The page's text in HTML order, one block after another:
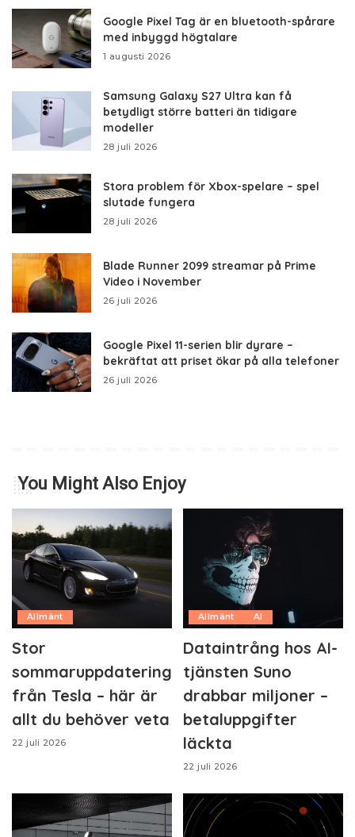
Google Pixel Tag är en bluetooth-spårare
med inbyggd högtalare
1 augusti 2026
Samsung Galaxy S27 Ultra kan få
betydligt större batteri än tidigare
modeller
28 juli 2026
Stora problem för Xbox-spelare – spel
slutade fungera
28 juli 2026
Blade Runner 2099 streamar på Prime
Video i November
26 juli 2026
Google Pixel 11-serien blir dyrare –
bekräftat att priset ökar på alla telefoner
26 juli 2026
You Might Also Enjoy
Allmänt
Stor
sommaruppdatering
från Tesla – här är
allt du behöver veta
22 juli 2026
Allmänt AI
Dataintrång hos AI-
tjänsten Suno
drabbar miljoner –
betaluppgifter
läckta
22 juli 2026